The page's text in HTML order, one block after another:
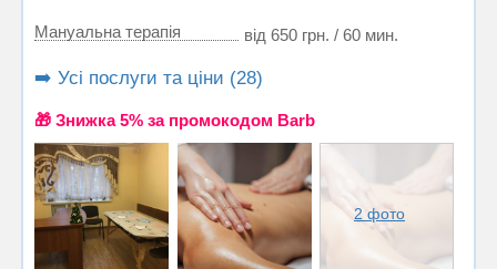
Мануальна терапія від 650 грн. / 60 мин.
➡️ Усі послуги та ціни (28)
🎁 Знижка 5% за промокодом Barb
2 фото